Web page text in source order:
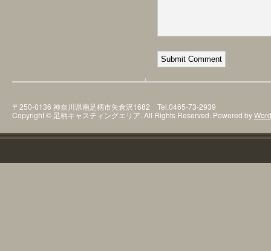
〒250-0136 神奈川県南足柄市矢倉沢1682 Tel.0465-73-2939
Copyright © 足柄キャスティングエリア. All Rights Reserved. Powered by